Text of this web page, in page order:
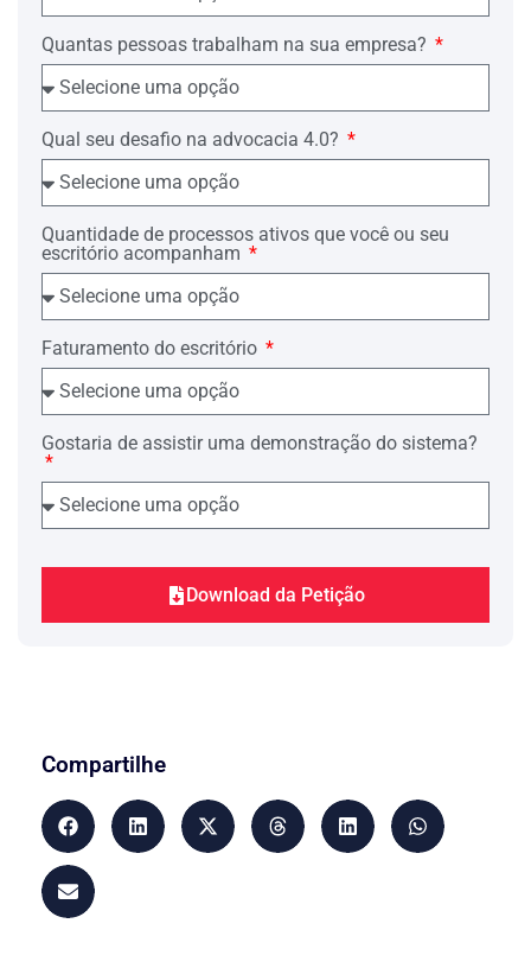
Quantas pessoas trabalham na sua empresa?
Qual seu desafio na advocacia 4.0?
Quantidade de processos ativos que você ou seu
escritório acompanham
Faturamento do escritório
Gostaria de assistir uma demonstração do sistema?
Download da Petição
Compartilhe